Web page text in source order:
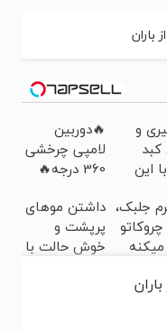
باران
و
کبد
این
🔥دوربین
لامپی چرخشی
360 درجه🔥
منزل + گارانتی
تعویض
جلبک،
کردی!
داشتن موهای
پرپشت و
خوش حالت با